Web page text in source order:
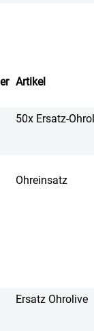
Artikel
50x Ersatz-
Ohreinsatz
Ersatz Ohrolive